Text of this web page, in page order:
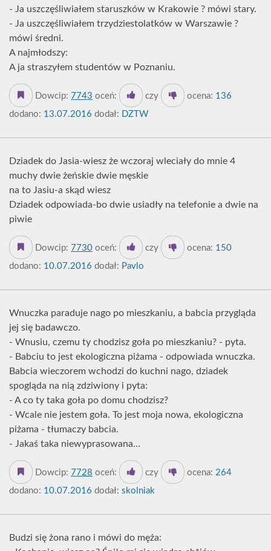
- Ja uszczęśliwiałem staruszków w Krakowie ? mówi stary.
- Ja uszczęśliwiałem trzydziestolatków w Warszawie ?
mówi średni.
A najmłodszy:
A ja straszyłem studentów w Poznaniu.
Dowcip: 7743 oceń: czy ocena: 136
dodano: 13.07.2016 dodał: DZTW
Dziadek do Jasia-wiesz że wczoraj wleciały do mnie 4
muchy dwie żeńskie dwie męskie
na to Jasiu-a skąd wiesz
Dziadek odpowiada-bo dwie usiadły na telefonie a dwie na
piwie
Dowcip: 7730 oceń: czy ocena: 150
dodano: 10.07.2016 dodał: Pavlo
Wnuczka paraduje nago po mieszkaniu, a babcia przygląda
jej się badawczo.
- Wnusiu, czemu ty chodzisz goła po mieszkaniu? - pyta.
- Babciu to jest ekologiczna piżama - odpowiada wnuczka.
Babcia wieczorem wchodzi do kuchni nago, dziadek
spogląda na nią zdziwiony i pyta:
- A co ty taka goła po domu chodzisz?
- Wcale nie jestem goła. To jest moja nowa, ekologiczna
piżama - tłumaczy babcia.
- Jakaś taka niewyprasowana...
Dowcip: 7728 oceń: czy ocena: 264
dodano: 10.07.2016 dodał: skolniak
Budzi się żona rano i mówi do męża: